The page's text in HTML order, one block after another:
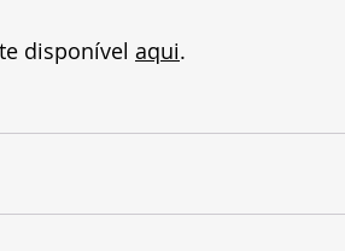
disponível aqui.